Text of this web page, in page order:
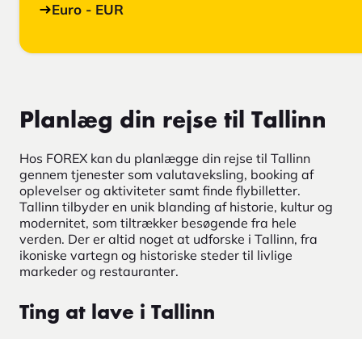
Euro - EUR
Planlæg din rejse til Tallinn
Hos FOREX kan du planlægge din rejse til Tallinn
gennem tjenester som valutaveksling, booking af
oplevelser og aktiviteter samt finde flybilletter.
Tallinn tilbyder en unik blanding af historie, kultur og
modernitet, som tiltrækker besøgende fra hele
verden. Der er altid noget at udforske i Tallinn, fra
ikoniske vartegn og historiske steder til livlige
markeder og restauranter.
Ting at lave i Tallinn